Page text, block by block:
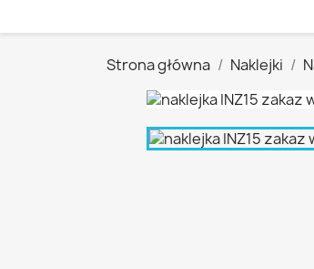
Strona główna Naklejki